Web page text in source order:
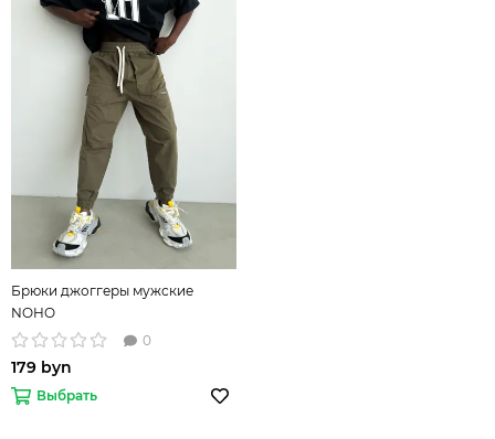
Брюки джоггеры мужские
NOHO
0
179 byn
Выбрать